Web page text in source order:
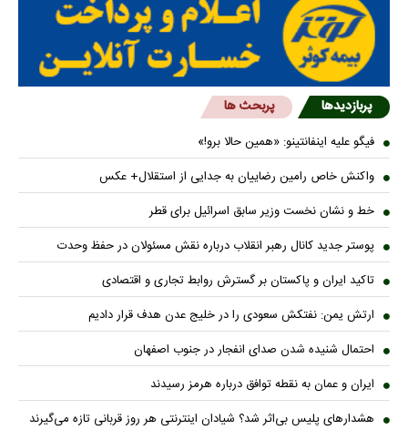
پربازدیدها پربحث ها
فیگو علیه اینفانتینو: «همین حالا برو!»
واکنش خاص رامین رضاییان به جدایی از استقلال+ عکس
خط و نشان نخست وزیر سابق اسرائیل برای قطر
پوستر جدید کانال رهبر انقلاب درباره نقش مسئولان در حفظ وحدت
تاکید ایران و پاکستان بر گسترش روابط تجاری و اقتصادی
ارتش یمن: نفتکش سعودی را در خلیج عدن هدف قرار دادیم
احتمال شنیده شدن صدای انفجار در جنوب اصفهان
ایران و عمان به نقطه توافق درباره هرمز رسیدند
هشدارهای پلیس بی‌اثر شد؟ شیادان اینترنتی هر روز قربانی تازه می‌گیرند